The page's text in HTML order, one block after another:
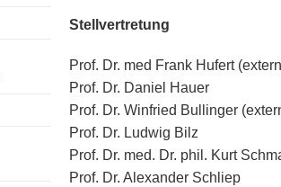
Stellvertretung
Prof. Dr. med Frank Hufert
Prof. Dr. Daniel Hauer
Prof. Dr. Winfried Bullinger
Prof. Dr. Ludwig Bilz
Prof. Dr. med. Dr. phil. Kurt
Prof. Dr. Alexander Schliep